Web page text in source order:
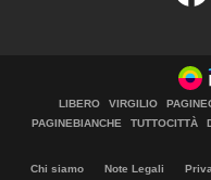
LIBERO VIRGILIO
PAGINEBIANCHE
TUTTOCITTÀ
Chi siamo Note Legali